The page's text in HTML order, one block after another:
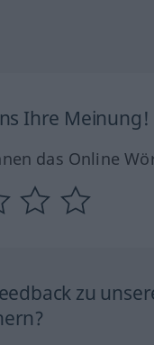
Ihre Meinung!
das Online
zu